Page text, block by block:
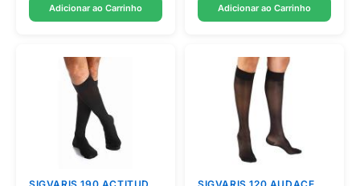
Adicionar ao Carrinho Adicionar ao Carrinho